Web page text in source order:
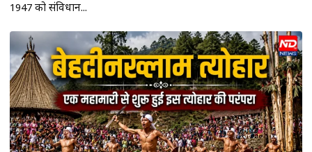
1947 को संविधान...